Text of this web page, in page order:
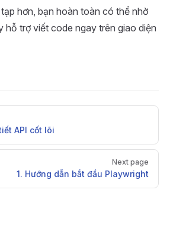
hơn, bạn hoàn toàn có thể nhờ
hỗ trợ viết code ngay trên giao diện
API cốt lõi
Next page
1. Hướng dẫn bắt đầu Playwright